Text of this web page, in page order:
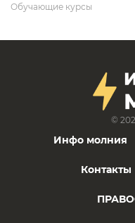
Обучающие курсы
©
Инфо молния
Контакты